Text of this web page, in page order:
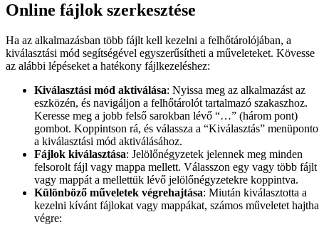
Online fájlok szerkesztése
Ha az alkalmazásban több fájlt kell kezelni a felhőtárolójában, a
kiválasztási mód segítségével egyszerűsítheti a műveleteket. Kövesse
az alábbi lépéseket a hatékony fájlkezeléshez:
Kiválasztási mód aktiválása: Nyissa meg az alkalmazást az
eszközén, és navigáljon a felhőtárolót tartalmazó szakaszhoz.
Keresse meg a jobb felső sarokban lévő “…” (három pont)
gombot. Koppintson rá, és válassza a “Kiválasztás”
a kiválasztási mód aktiválásához.
Fájlok kiválasztása: Jelölőnégyzetek jelennek meg minden
felsorolt fájl vagy mappa mellett. Válasszon egy vagy több fájlt
vagy mappát a mellettük lévő jelölőnégyzetekre koppintva.
Különböző műveletek végrehajtása: Miután kiválasztotta a
kezelni kívánt fájlokat vagy mappákat, számos műveletet
végre: